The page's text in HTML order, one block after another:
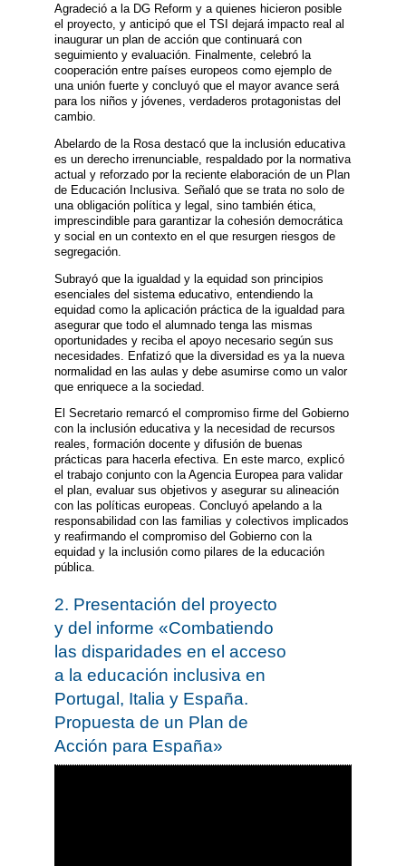
Agradeció a la DG Reform y a quienes hicieron posible
el proyecto, y anticipó que el TSI dejará impacto real al
inaugurar un plan de acción que continuará con
seguimiento y evaluación. Finalmente, celebró la
cooperación entre países europeos como ejemplo de
una unión fuerte y concluyó que el mayor avance será
para los niños y jóvenes, verdaderos protagonistas del
cambio.
Abelardo de la Rosa destacó que la inclusión educativa
es un derecho irrenunciable, respaldado por la normativa
actual y reforzado por la reciente elaboración de un Plan
de Educación Inclusiva. Señaló que se trata no solo de
una obligación política y legal, sino también ética,
imprescindible para garantizar la cohesión democrática
y social en un contexto en el que resurgen riesgos de
segregación.
Subrayó que la igualdad y la equidad son principios
esenciales del sistema educativo, entendiendo la
equidad como la aplicación práctica de la igualdad para
asegurar que todo el alumnado tenga las mismas
oportunidades y reciba el apoyo necesario según sus
necesidades. Enfatizó que la diversidad es ya la nueva
normalidad en las aulas y debe asumirse como un valor
que enriquece a la sociedad.
El Secretario remarcó el compromiso firme del Gobierno
con la inclusión educativa y la necesidad de recursos
reales, formación docente y difusión de buenas
prácticas para hacerla efectiva. En este marco, explicó
el trabajo conjunto con la Agencia Europea para validar
el plan, evaluar sus objetivos y asegurar su alineación
con las políticas europeas. Concluyó apelando a la
responsabilidad con las familias y colectivos implicados
y reafirmando el compromiso del Gobierno con la
equidad y la inclusión como pilares de la educación
pública.
2. Presentación del proyecto
y del informe «Combatiendo
las disparidades en el acceso
a la educación inclusiva en
Portugal, Italia y España.
Propuesta de un Plan de
Acción para España»